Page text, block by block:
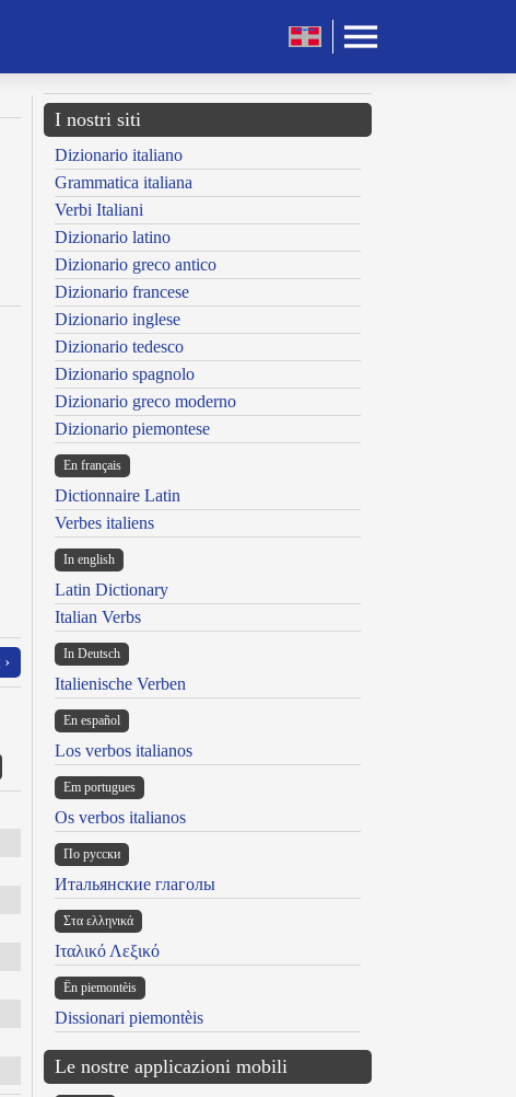
I nostri siti
Dizionario italiano
Grammatica italiana
Verbi Italiani
Dizionario latino
Dizionario greco antico
Dizionario francese
Dizionario inglese
Dizionario tedesco
Dizionario spagnolo
Dizionario greco moderno
Dizionario piemontese
En français
Dictionnaire Latin
Verbes italiens
In english
Latin Dictionary
Italian Verbs
In Deutsch
Italienische Verben
En español
Los verbos italianos
Em portugues
Os verbos italianos
По русски
Итальянские глаголы
Στα ελληνικά
Ιταλικό Λεξικό
Ën piemontèis
Dissionari piemontèis
Le nostre applicazioni mobili